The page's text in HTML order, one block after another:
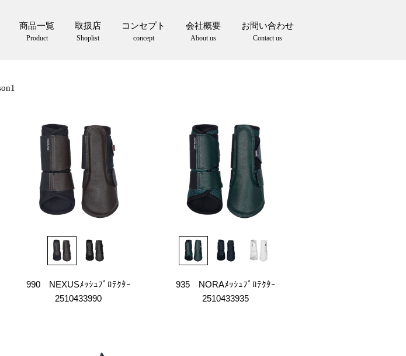
商品一覧
Product
取扱店
Shoplist
コンセプト
concept
会社概要
About us
お問い合わせ
Contact us
990 NEXUSﾒｯｼｭﾌﾟﾛﾃｸﾀｰ
2510433990
935 NORAﾒｯｼｭﾌﾟﾛﾃｸﾀｰ
2510433935